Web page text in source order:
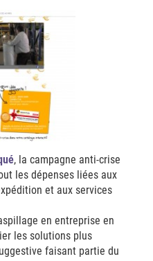
, la campagne anti-crise
les dépenses liées aux
et aux services
en entreprise en
les solutions plus
faisant partie du